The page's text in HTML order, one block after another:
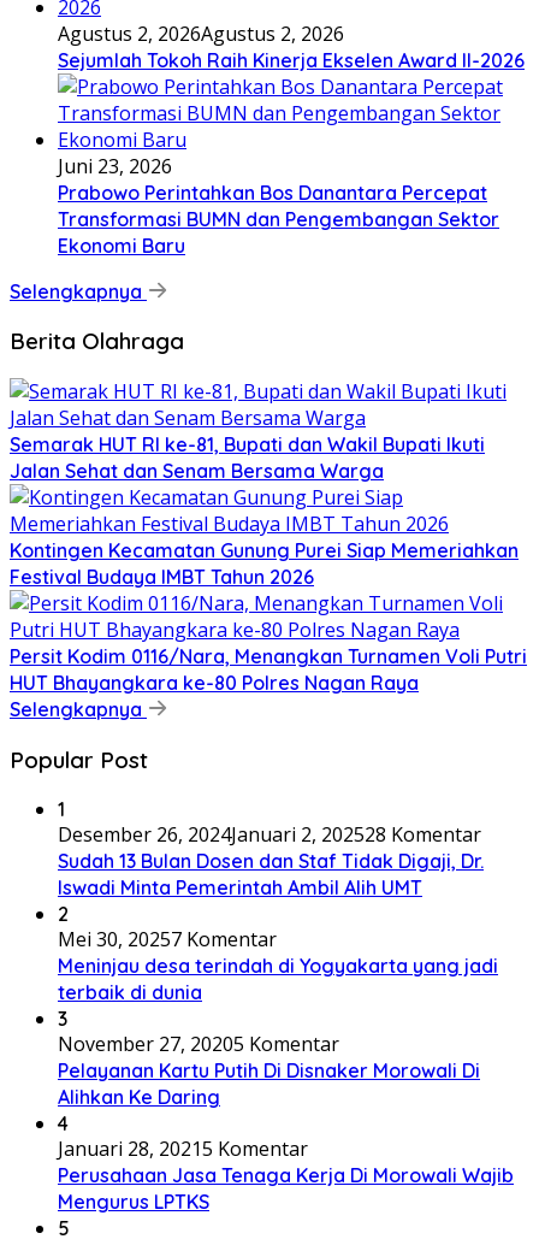
Agustus 2, 2026Agustus 2, 2026
Sejumlah Tokoh Raih Kinerja Ekselen Award II-2026
Juni 23, 2026
Prabowo Perintahkan Bos Danantara Percepat
Transformasi BUMN dan Pengembangan Sektor
Ekonomi Baru
Selengkapnya
Berita Olahraga
Semarak HUT RI ke-81, Bupati dan Wakil Bupati Ikuti
Jalan Sehat dan Senam Bersama Warga
Kontingen Kecamatan Gunung Purei Siap Memeriahkan
Festival Budaya IMBT Tahun 2026
Persit Kodim 0116/Nara, Menangkan Turnamen Voli Putri
HUT Bhayangkara ke-80 Polres Nagan Raya
Selengkapnya
Popular Post
1
Desember 26, 2024Januari 2, 202528 Komentar
Sudah 13 Bulan Dosen dan Staf Tidak Digaji, Dr.
Iswadi Minta Pemerintah Ambil Alih UMT
2
Mei 30, 20257 Komentar
Meninjau desa terindah di Yogyakarta yang jadi
terbaik di dunia
3
November 27, 20205 Komentar
Pelayanan Kartu Putih Di Disnaker Morowali Di
Alihkan Ke Daring
4
Januari 28, 20215 Komentar
Perusahaan Jasa Tenaga Kerja Di Morowali Wajib
Mengurus LPTKS
5